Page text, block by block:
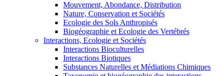
Mouvement, Abondance, Distribution
Nature, Conservation et Sociétés
Ecologie des Sols Anthropisés
Biogéographie et Ecologie des Vertébrés
Interactions, Ecologie et Sociétés
Interactions Bioculturelles
Interactions Biotiques
Substances Naturelles et Médiations Chimiques